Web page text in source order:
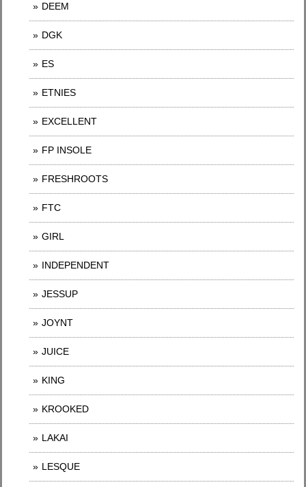
DEEM
DGK
ES
ETNIES
EXCELLENT
FP INSOLE
FRESHROOTS
FTC
GIRL
INDEPENDENT
JESSUP
JOYNT
JUICE
KING
KROOKED
LAKAI
LESQUE